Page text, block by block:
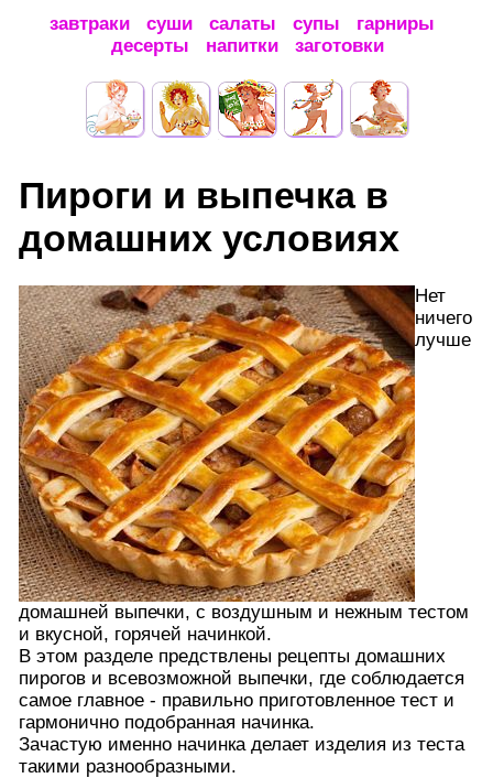
завтраки суши салаты супы
гарниры
десерты
напитки заготовки
Пироги и выпечка в
домашних условиях
Нет
ничего
лучше
домашней выпечки, с воздушным и нежным тестом
и вкусной, горячей начинкой.
В этом разделе предствлены рецепты домашних
пирогов и всевозможной выпечки, где соблюдается
самое главное - правильно приготовленное тест и
гармонично подобранная начинка.
Зачастую именно начинка делает изделия из теста
такими разнообразными.